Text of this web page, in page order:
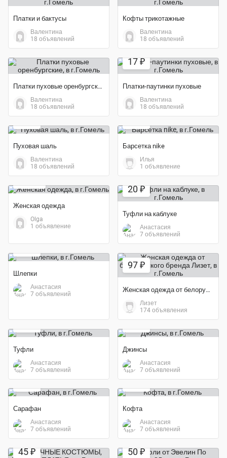
Платки и бактусы
Валентина
18 объявлений
Кофты трикотажные
Валентина
18 объявлений
Платки пуховые оренбургские
Валентина
18 объявлений
17 ₽
Платки-паутинки пуховые
Валентина
18 объявлений
Пуховая шаль
Валентина
18 объявлений
Экономия 55%
Барсетка nike
Илья
1 объявление
Женская одежда
Olga
1 объявление
20 ₽
Туфли на каблуке
Анастасия
7 объявлений
Шлепки
Анастасия
7 объявлений
97 ₽
Женская одежда от белорусского бренда Лизет
Лизет
174 объявления
Туфли
Анастасия
7 объявлений
Экономия 60%
Джинсы
Анастасия
7 объявлений
Экономия 50%
Сарафан
Анастасия
7 объявлений
Экономия 71%
Кофта
Анастасия
7 объявлений
45 ₽ 50 ₽